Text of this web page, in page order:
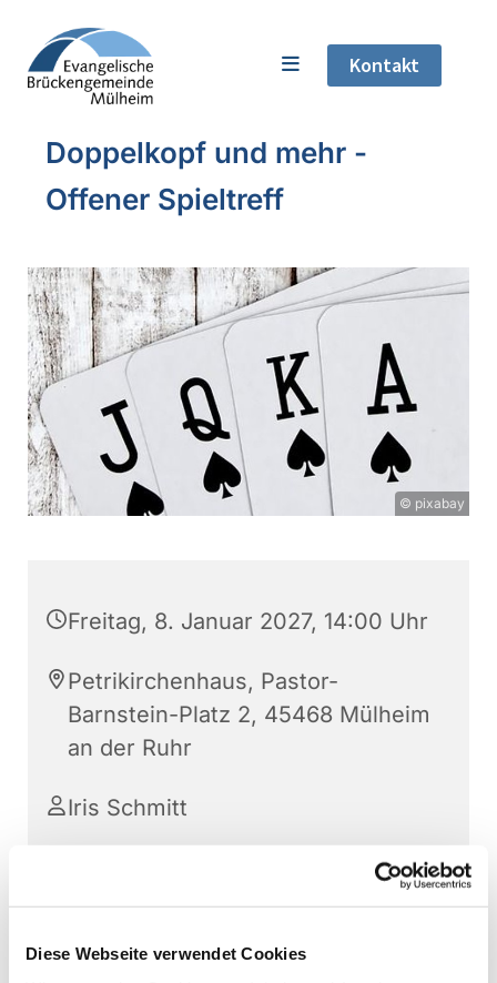
Diese Webseite verwendet Cookies
Kontakt
Doppelkopf und mehr -
Offener Spieltreff
© pixabay
Freitag, 8. Januar 2027, 14:00 Uhr
Petrikirchenhaus, Pastor-
Barnstein-Platz 2, 45468 Mülheim
an der Ruhr
Iris Schmitt
"Einsteiger:innen". Wir spielen Doppelkopf und